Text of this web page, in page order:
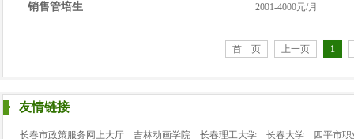
销售管培生 2001-4000元/月
首 页 上一页 1
友情链接
长春市政策服务网上大厅 吉林动画学院 长春理工大学 长春大学
四平市